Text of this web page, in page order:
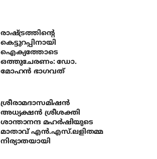
രാഷ്ട്രത്തിന്റെ
കെട്ടുറപ്പിനായി
ഐക്യത്തോടെ
ഒത്തുചേരണം: ഡോ.
മോഹന്‍ ഭാഗവത്
ശ്രീരാമദാസമിഷന്‍
അധ്യക്ഷന്‍ ശ്രീശക്തി
ശാന്താനന്ദ മഹര്‍ഷിയുടെ
മാതാവ് എന്‍.എസ്.ലളിതമ്മ
നിര്യാതയായി